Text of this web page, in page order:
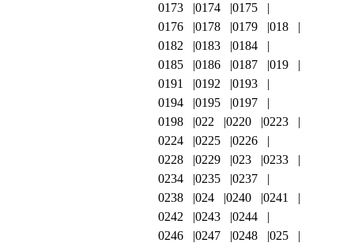
0173
0174
0175
0176
0178 0179
018
0182
0183
0184
0185
0186 0187
019
0191
0192
0193
0194
0195
0197
0198
022 0220
0223
0224
0225
0226
0228
0229 023
0233
0234
0235
0237
0238
024 0240
0241
0242
0243
0244
0246
0247 0248
025